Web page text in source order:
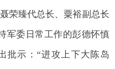
荣臻代总长、粟裕副总长
军委日常工作的彭德怀慎
批示：“进攻上下大陈岛